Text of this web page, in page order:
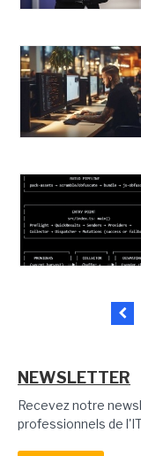
NEWSLETTER
Recevez notre
professionnels de